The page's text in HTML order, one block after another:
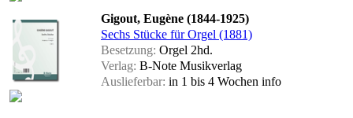
Gigout, Eugène (1844-1925)
Sechs Stücke für Orgel (1881)
Besetzung: Orgel 2hd.
Verlag: B-Note Musikverlag
Auslieferbar: in 1 bis 4 Wochen info